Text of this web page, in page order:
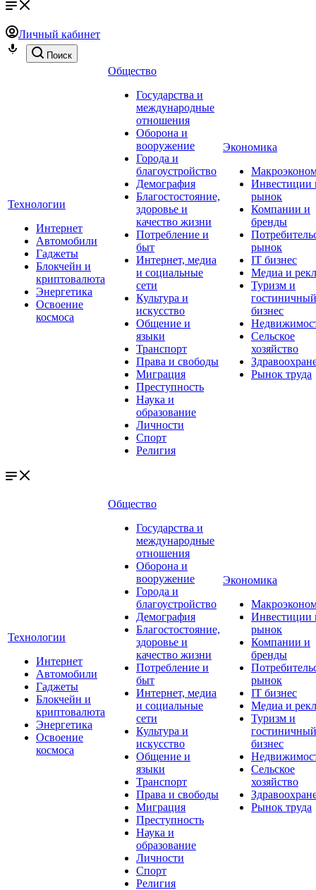
Личный кабинет
Поиск
Технологии
Интернет
Автомобили
Гаджеты
Блокчейн и
криптовалюта
Энергетика
Освоение
космоса
Общество
Государства и
международные
отношения
Оборона и
вооружение
Города и
благоустройство
Демография
Благостостояние,
здоровье и
качество жизни
Потребление и
быт
Интернет, медиа
и социальные
сети
Культура и
искусство
Общение и
языки
Транспорт
Права и свободы
Миграция
Преступность
Наука и
образование
Личности
Спорт
Религия
Экономика
Инвестиции
рынок
Компании и
бренды
рынок
IT бизнес
Медиа и
Туризм и
гостиничный
бизнес
Сельское
хозяйство
Рынок труда
Технологии
Интернет
Автомобили
Гаджеты
Блокчейн и
криптовалюта
Энергетика
Освоение
космоса
Общество
Государства и
международные
отношения
Оборона и
вооружение
Города и
благоустройство
Демография
Благостостояние,
здоровье и
качество жизни
Потребление и
быт
Интернет, медиа
и социальные
сети
Культура и
искусство
Общение и
языки
Транспорт
Права и свободы
Миграция
Преступность
Наука и
образование
Личности
Спорт
Религия
Экономика
Инвестиции
рынок
Компании и
бренды
рынок
IT бизнес
Медиа и
Туризм и
гостиничный
бизнес
Сельское
хозяйство
Рынок труда